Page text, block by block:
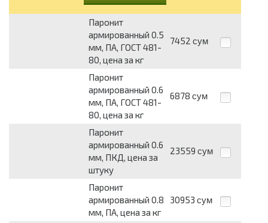
Паронит
армированный 0.5
мм, ПА, ГОСТ 481-
80, цена за кг
7452 сум
Паронит
армированный 0.6
мм, ПА, ГОСТ 481-
80, цена за кг
6878 сум
Паронит
армированный 0.6
мм, ПКД, цена за
штуку
23559 сум
Паронит
армированный 0.8
мм, ПА, цена за кг
30953 сум